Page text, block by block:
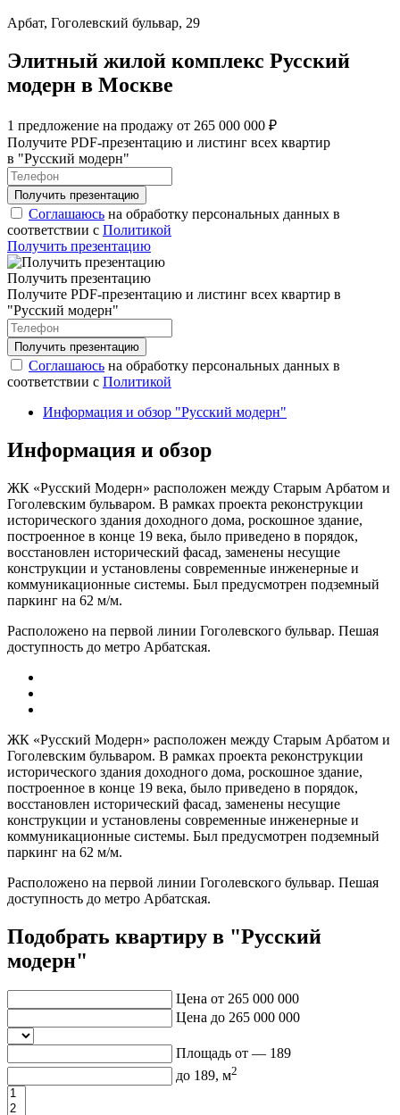
Арбат, Гоголевский бульвар, 29
Элитный жилой комплекс Русский
модерн в Москве
1 предложение на продажу от 265 000 000 ₽
Получите PDF-презентацию и листинг всех квартир
в "Русский модерн"
Соглашаюсь на обработку персональных данных в
соответствии с Политикой
Получить презентацию
Получить презентацию
Получите PDF-презентацию и листинг всех квартир в
"Русский модерн"
Соглашаюсь на обработку персональных данных в
соответствии с Политикой
Информация и обзор "Русский модерн"
Информация и обзор
ЖК «Русский Модерн» расположен между Старым Арбатом и
Гоголевским бульваром. В рамках проекта реконструкции
исторического здания доходного дома, роскошное здание,
построенное в конце 19 века, было приведено в порядок,
восстановлен исторический фасад, заменены несущие
конструкции и установлены современные инженерные и
коммуникационные системы. Был предусмотрен подземный
паркинг на 62 м/м.
Расположено на первой линии Гоголевского бульвар. Пешая
доступность до метро Арбатская.
ЖК «Русский Модерн» расположен между Старым Арбатом и
Гоголевским бульваром. В рамках проекта реконструкции
исторического здания доходного дома, роскошное здание,
построенное в конце 19 века, было приведено в порядок,
восстановлен исторический фасад, заменены несущие
конструкции и установлены современные инженерные и
коммуникационные системы. Был предусмотрен подземный
паркинг на 62 м/м.
Расположено на первой линии Гоголевского бульвар. Пешая
доступность до метро Арбатская.
Подобрать квартиру в "Русский
модерн"
Цена от 265 000 000
Цена до 265 000 000
Площадь от — 189
до 189, м2